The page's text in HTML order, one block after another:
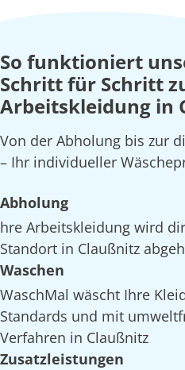
So funktioniert
Schritt für Schritt
Arbeitskleidung in
Von der Abholung bis zur
– Ihr individueller
Abholung
hre Arbeitskleidung wird
Standort in Claußnitz
Waschen
WaschMal wäscht Ihre
Standards und mit
Verfahren in Claußnitz
Zusatzleistungen